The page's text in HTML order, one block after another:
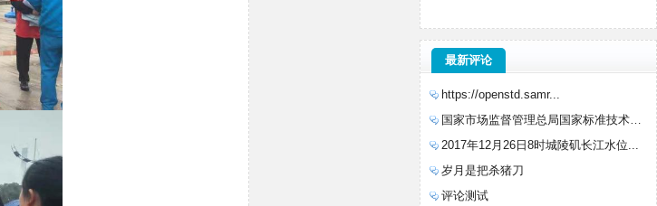
最新评论
https://openstd.samr...
国家市场监督管理总局国家标准技术审评中心...
2017年12月26日8时城陵矶长江水位...
岁月是把杀猪刀
评论测试